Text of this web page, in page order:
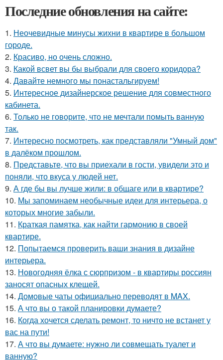
Последние обновления на сайте:
1. Неочевидные минусы жихни в квартире в большом
городе.
2. Красиво, но очень сложно.
3. Какой всвет вы бы выбрали для своего коридора?
4. Давайте немного мы понастальгируем!
5. Интересное дизайнерское решение для совместного
кабинета.
6. Только не говорите, что не мечтали помыть ванную
так.
7. Интересно посмотреть, как представляли "Умный дом"
в далёком прошлом.
8. Представьте, что вы приехали в гости, увидели это и
поняли, что вкуса у людей нет.
9. А где бы вы лучше жили: в общаге или в квартире?
10. Мы запоминаем необычные идеи для интерьера, о
которых многие забыли.
11. Краткая памятка, как найти гармонию в своей
квартире.
12. Попытаемся проверить ваши знания в дизайне
интерьера.
13. Новогодняя ёлка с сюрпризом - в квартиры россиян
заносят опасных клещей.
14. Домовые чаты официально переводят в MAX.
15. А что вы о такой планировки думаете?
16. Когда хочется сделать ремонт, то ничто не встанет у
вас на пути!
17. А что вы думаете: нужно ли совмещать туалет и
ванную?